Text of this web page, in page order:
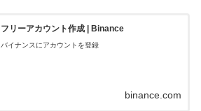
フリーアカウント作成 | Binance
バイナンスにアカウントを登録
binance.com